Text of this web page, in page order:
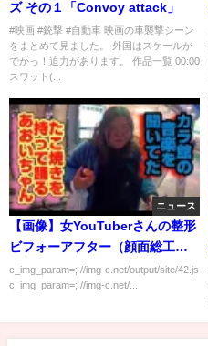
ズ その１「Convoy attack」
#映画 #銃撃 #自動車 映画の車襲撃シーン
をまとめて見ました。 外国はスケールが
でかっ！迫力があります。 作品一覧 00:00
スワット(...
ニュース
【画像】女YouTuberさんの整形
ビフォーアフター（顔面総工事
費1000万円）
c_img_param=; //img-c.net/output/site/42.js
c_img_param=; //img-c.net/...